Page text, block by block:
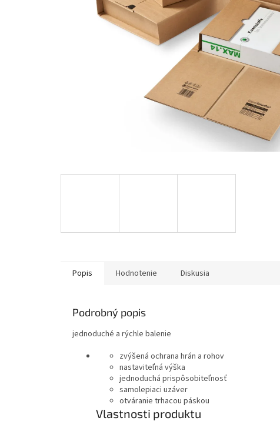
Popis Hodnotenie Diskusia
Podrobný popis
jednoduché a rýchle balenie
zvýšená ochrana hrán a rohov
nastaviteľná výška
jednoduchá prispôsobiteľnosť
samolepiaci uzáver
otváranie trhacou páskou
Vlastnosti produktu